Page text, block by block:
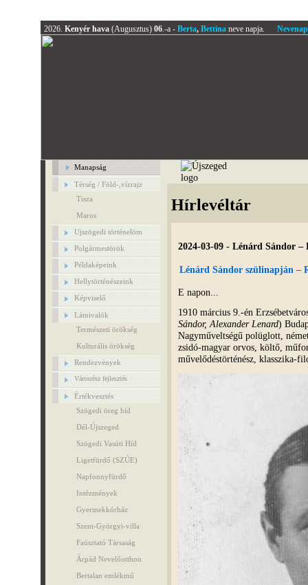
2026. Kenyér hava (Augusztus) 06.-a - Berta, Bettinaneve napja.
Manapság
Térség / Föld-,vízrajz
Tisza
Maros
Ujszögedi történelöm
Polgármestörök
Példaképeink
Hellytörténészeink
Képviselő
Látnivalók
Természeti örökség
Kulturális örökség
Rendezvények
Városrész fejlesztés
Értékvesztés
Szögedi öreg híd
Dél-Újszeged
Szögedi Vasúti Híd
Ligetfürdő (SZÚE)
Napfonnyfürdő
Intézmények
Gyermekkórház
Szent-Györgyi-villa
Faúsztató Társaság
Árpád Nevelőotthon
Bertalan emlékmű
Hírlevéltár
2024-03-09 - Lénárd Sándor –
Lénárd Sándor szülinapján –
E napon...
1910 március 9.-én
Sándor, Alexander Lenard)
Nagyműveltségű polüglott,
zsidó-magyar orvos, költő,
művelődéstörténész, klasszika-